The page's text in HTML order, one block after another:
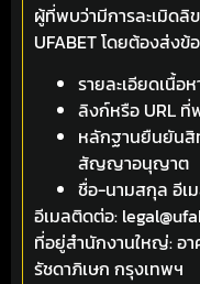
ผู้ที่พบว่ามีการละเมิด
UFABET โดยต้องส่ง
รายละเอียดเนื้อ
ลิงก์หรือ URL ที่
หลักฐานยืนยันสิ
สัญญาอนุญาต
ชื่อ-นามสกุล อีเ
อีเมลติดต่อ:
ที่อยู่สำนักงานใหญ่: อา
รัชดาภิเษก กรุงเทพฯ